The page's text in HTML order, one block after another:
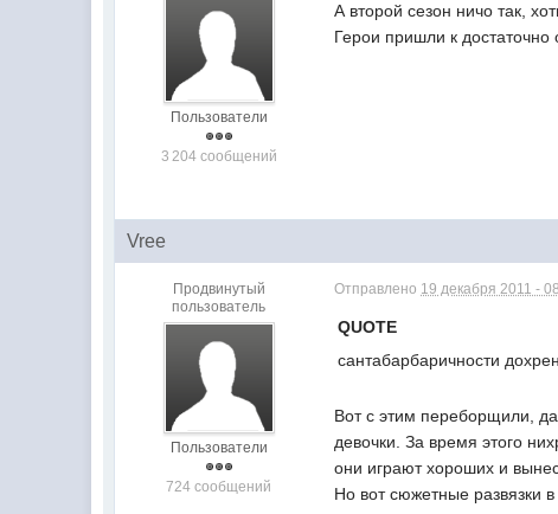
Пользователи
3 204 сообщений
А второй сезон ничо так,
Герои пришли к достаточно
Vree
Продвинутый
пользователь
Пользователи
724 сообщений
Отправлено 19 декабря 2011 -
QUOTE
сантабарбаричности
Вот с этим переборщили,
девочки. За время этого
они играют хороших и
Но вот сюжетные развязки